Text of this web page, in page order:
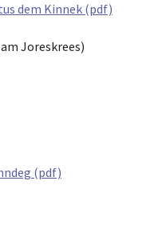
dem Kinnek (pdf)
Joreskrees)
(pdf)